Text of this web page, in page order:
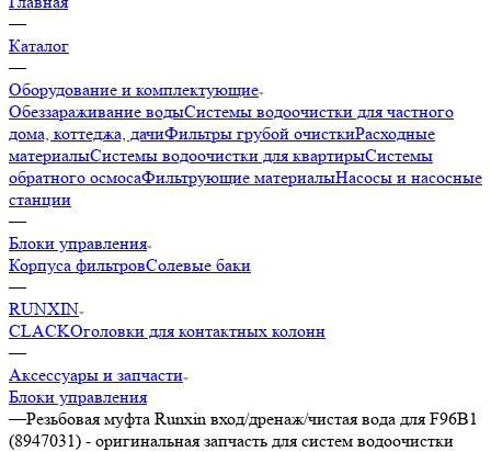
—
Каталог
—
Оборудование и комплектующие
Обеззараживание водыСистемы водоочистки для частного
дома, коттеджа, дачиФильтры грубой очисткиРасходные
материалыСистемы водоочистки для квартирыСистемы
обратного осмосаФильтрующие материалыНасосы и насосные
станции
—
Блоки управления
Корпуса фильтровСолевые баки
—
RUNXIN
CLACKОголовки для контактных колонн
—
Аксессуары и запчасти
Блоки управления
—Резьбовая муфта Runxin вход/дренаж/чистая вода для F96B1
(8947031) - оригинальная запчасть для систем водоочистки